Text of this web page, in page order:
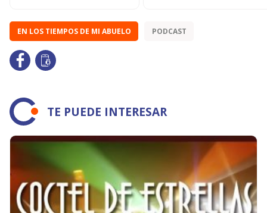
EN LOS TIEMPOS DE MI ABUELO PODCAST
TE PUEDE INTERESAR